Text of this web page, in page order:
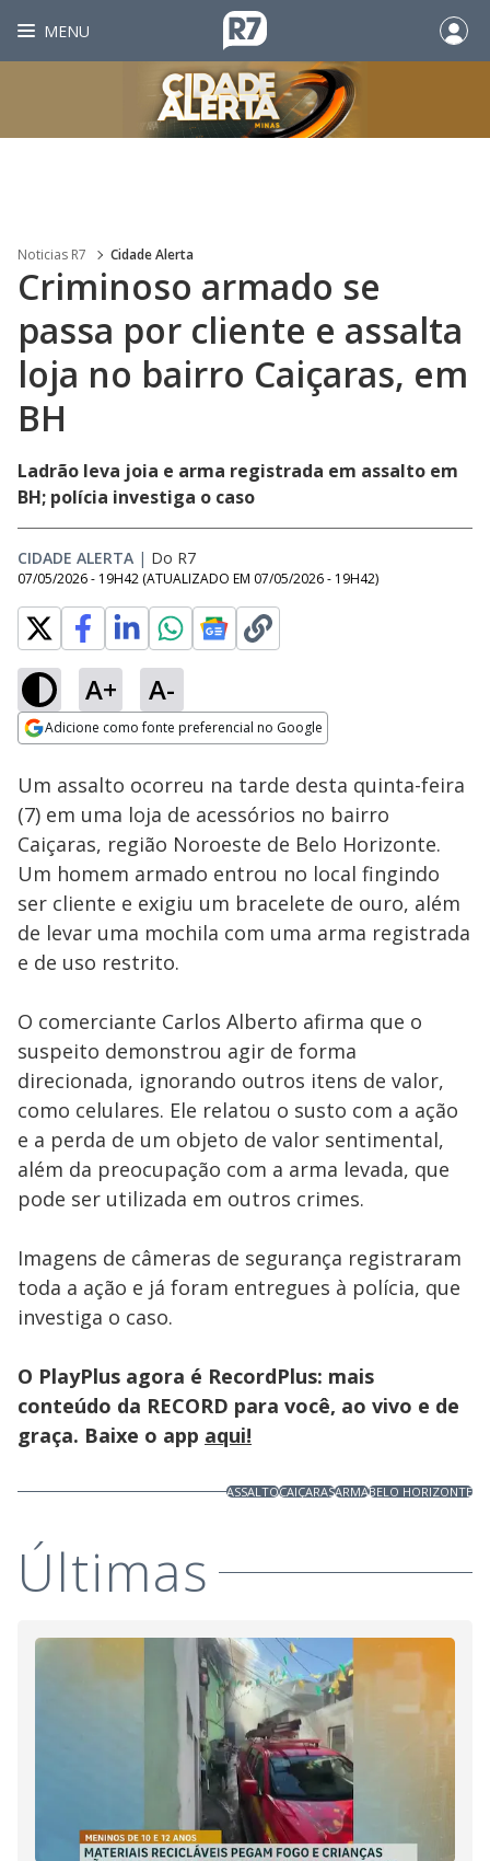
MENU
Noticias R7 Cidade Alerta
Criminoso armado se
passa por cliente e assalta
loja no bairro Caiçaras, em
BH
Ladrão leva joia e arma registrada em assalto em
BH; polícia investiga o caso
CIDADE ALERTA | Do R7
07/05/2026 - 19H42 (ATUALIZADO EM 07/05/2026 - 19H42)
A+ A-
Adicione como fonte preferencial no Google
Ativar
Loaded:
8.16%
Um assalto ocorreu na tarde desta quinta-feira
(7) em uma loja de acessórios no bairro
Caiçaras, região Noroeste de Belo Horizonte.
Um homem armado entrou no local fingindo
ser cliente e exigiu um bracelete de ouro, além
de levar uma mochila com uma arma registrada
e de uso restrito.
O comerciante Carlos Alberto afirma que o
suspeito demonstrou agir de forma
direcionada, ignorando outros itens de valor,
como celulares. Ele relatou o susto com a ação
e a perda de um objeto de valor sentimental,
além da preocupação com a arma levada, que
pode ser utilizada em outros crimes.
Imagens de câmeras de segurança registraram
toda a ação e já foram entregues à polícia, que
investiga o caso.
O PlayPlus agora é RecordPlus: mais
conteúdo da RECORD para você, ao vivo e de
graça. Baixe o app aqui!
ASSALTOCAIÇARASARMABELO HORIZONTE
Últimas